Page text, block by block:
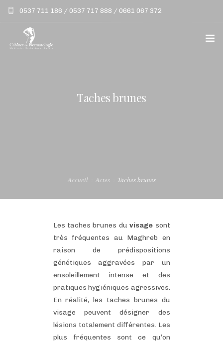
0537 711 186 / 0537 717 888 / 0661 067 372
BLOG
CONTACTS/RDV
Taches brunes
Accueil Actes Taches brunes
Les taches brunes duvisage sont
très fréquentes au Maghreb en
raison de prédispositions
génétiques aggravées par un
ensoleillement intense et des
pratiques hygiéniques agressives.
En réalité, les taches brunes du
visage peuvent désigner des
lésions totalement différentes. Les
plus fréquentes sont ce qu’on